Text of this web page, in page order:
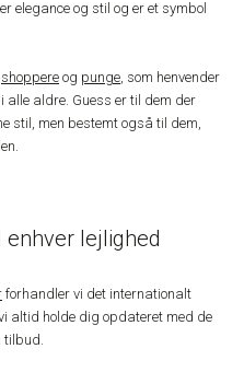
elegance og stil og er et symbol
shoppere og punge, som henvender
aldre. Guess er til dem der
stil, men bestemt også til dem,
enhver lejlighed
forhandler vi det internationalt
altid holde dig opdateret med de
tilbud.